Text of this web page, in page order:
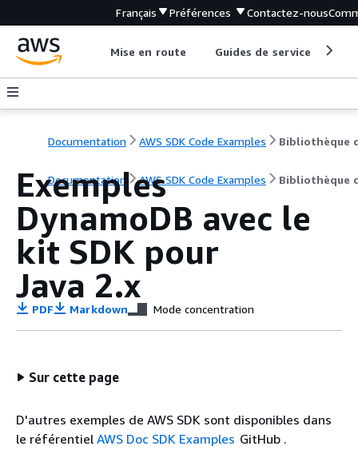
Français Préférences Contactez-nous
Mise en route Guides de service
Documentation AWS SDK Code Examples
Documentation AWS SDK Code Examples Bibliothèque
Exemples
DynamoDB avec le
kit SDK pour
Java 2.x
PDF Markdown Mode concentration
Sur cette page
D'autres exemples de AWS SDK sont disponibles dans
le référentiel AWS Doc SDK Examples GitHub .